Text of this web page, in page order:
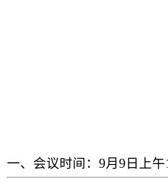
一、会议时间：9月9日上午